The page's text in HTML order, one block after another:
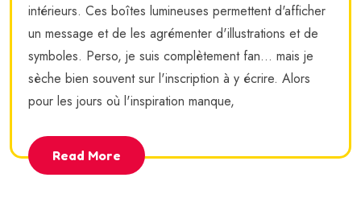
intérieurs. Ces boîtes lumineuses permettent d'afficher
un message et de les agrémenter d'illustrations et de
symboles. Perso, je suis complètement fan... mais je
sèche bien souvent sur l'inscription à y écrire. Alors
pour les jours où l'inspiration manque,
Read More